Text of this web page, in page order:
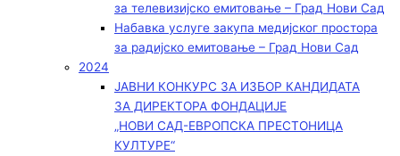
за телевизијско емитовање – Град Нови Сад
Набавка услуге закупа медијског простора
за радијско емитовање – Град Нови Сад
2024
ЈАВНИ КОНКУРС ЗА ИЗБОР КАНДИДАТА
ЗА ДИРЕКТОРА ФОНДАЦИЈЕ
„НОВИ САД-ЕВРОПСКА ПРЕСТОНИЦА
КУЛТУРЕ“